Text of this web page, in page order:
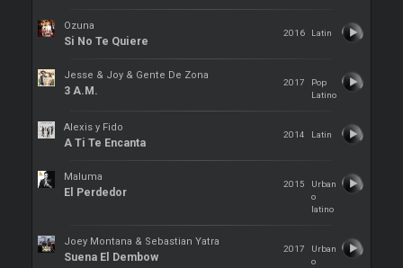
Ozuna
Si No Te Quiere
2016 Latin
Jesse & Joy & Gente De Zona
3 A.M.
2017
Pop
Latino
Alexis y Fido
A Ti Te Encanta
2014 Latin
Maluma
El Perdedor
2015
Urban
o
latino
Joey Montana & Sebastian Yatra
Suena El Dembow
2017
Urban
o